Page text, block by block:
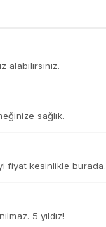
alabilirsiniz.
sağlık.
fiyat kesinlikle burada.
5 yıldız!